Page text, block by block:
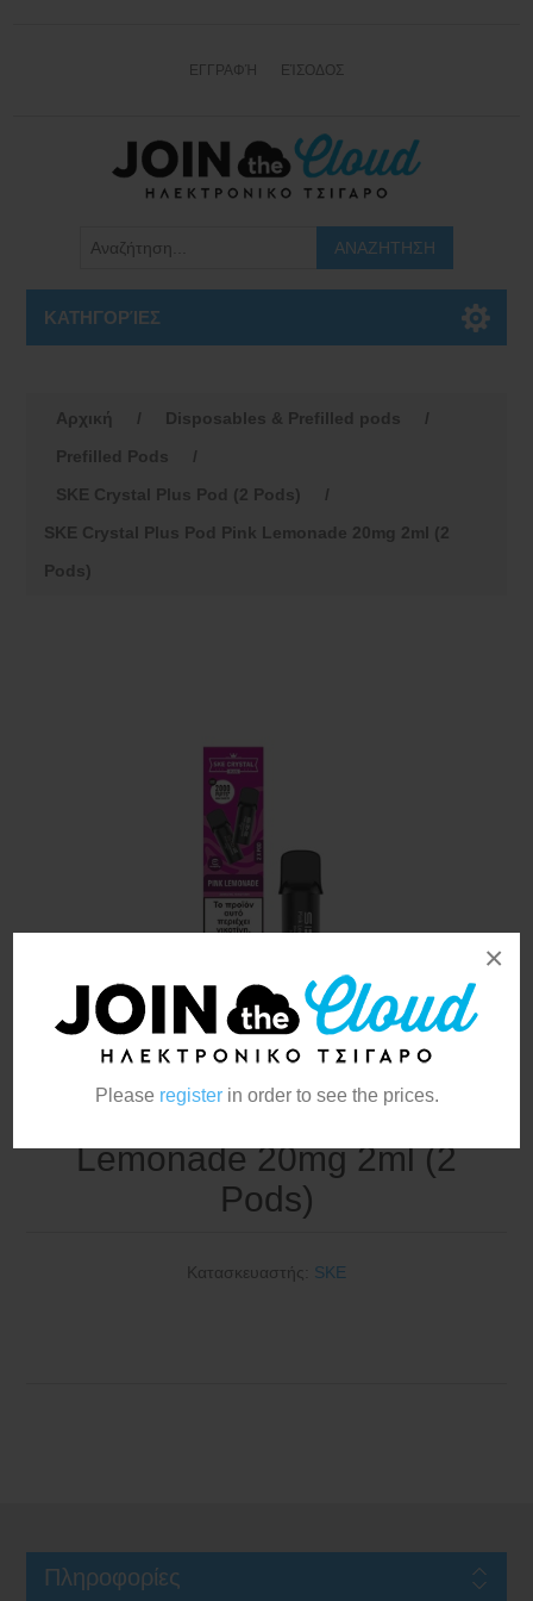
Please registerin order to see the prices.
×
ΕΓΓΡΑΦΉ ΕΊΣΟΔΟΣ
ΚΑΤΗΓΟΡΊΕΣ
Αρχική / Disposables & Prefilled pods
/
Prefilled Pods
/
SKE Crystal Plus Pod (2 Pods)
/
SKE Crystal Plus Pod Pink Lemonade 20mg 2ml (2
Pods)
SKE Crystal Plus Pod Pink
Lemonade 20mg 2ml (2
Pods)
Κατασκευαστής: SKE
Πληροφορίες